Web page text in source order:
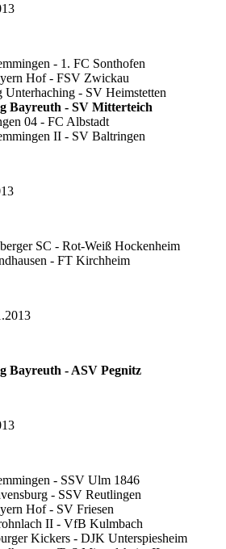
- 1. FC Sonthofen
Hof - FSV Zwickau
- SV Heimstetten
Bayreuth - SV Mitterteich
04 - FC Albstadt
II - SV Baltringen
SC - Rot-Weiß Hockenheim
- FT Kirchheim
Bayreuth - ASV Pegnitz
- SSV Ulm 1846
- SSV Reutlingen
Hof - SV Friesen
II - VfB Kulmbach
Kickers - DJK Unterspiesheim